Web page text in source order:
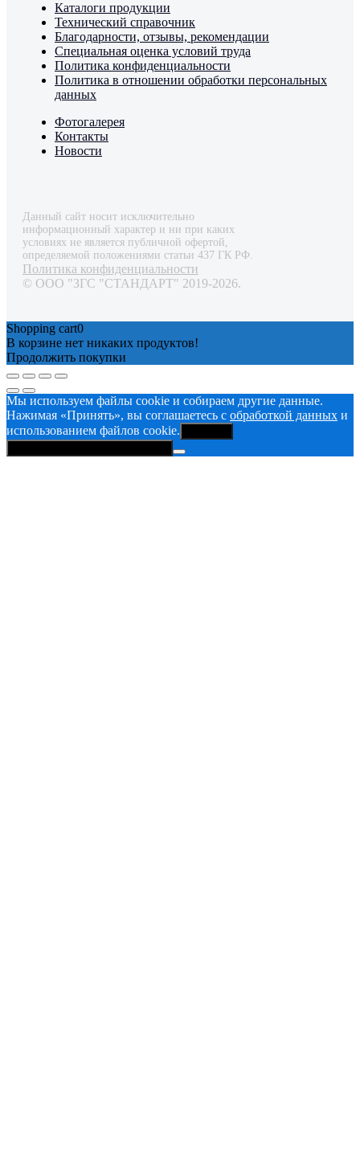
Каталоги продукции
Технический справочник
Благодарности, отзывы, рекомендации
Специальная оценка условий труда
Политика конфиденциальности
Политика в отношении обработки персональных
данных
Фотогалерея
Контакты
Новости
Данный сайт носит исключительно
информационный характер и ни при каких
условиях не является публичной офертой,
определяемой положениями статьи 437 ГК РФ.
Политика конфиденциальности
© ООО "ЗГС "СТАНДАРТ" 2019-2026.
Shopping cart0
В корзине нет никаких продуктов!
Продолжить покупки
Мы используем файлы cookie и собираем другие данные.
Нажимая «Принять», вы соглашаетесь с обработкой данных и
использованием файлов cookie.